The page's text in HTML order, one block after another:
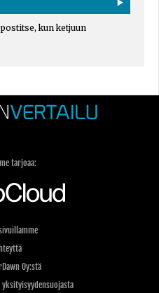
kun ketjuun
tarjoaa:
Oy:stä